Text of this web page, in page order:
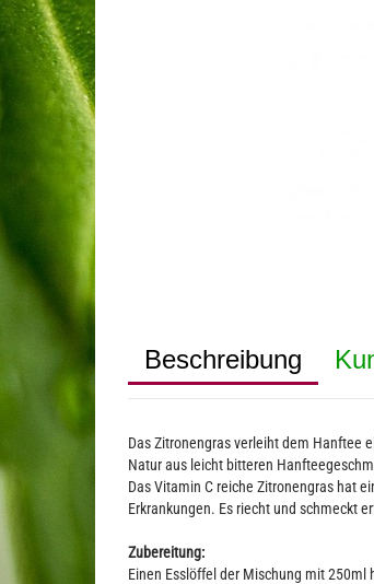
Beschreibung
Das Zitronengras verleiht dem Hanftee
Natur aus leicht bitteren
Das Vitamin C reiche Zitronengras hat
Erkrankungen. Es riecht und schmeckt
Zubereitung:
Einen Esslöffel der Mischung mit 250ml